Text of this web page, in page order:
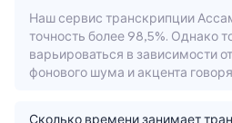
Наш сервис транскрипции
точность более 98,5%. Однако
варьироваться в зависимости
фонового шума и акцента
Сколько времени занимает